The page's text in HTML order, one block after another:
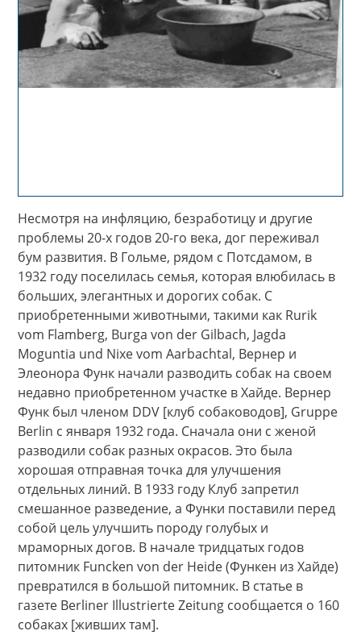
Несмотря на инфляцию, безработицу и другие
проблемы 20-х годов 20-го века, дог переживал
бум развития. В Гольме, рядом с Потсдамом, в
1932 году поселилась семья, которая влюбилась в
больших, элегантных и дорогих собак. С
приобретенными животными, такими как Rurik
vom Flamberg, Burga von der Gilbach, Jagda
Moguntia und Nixe vom Aarbachtal, Вернер и
Элеонора Функ начали разводить собак на своем
недавно приобретенном участке в Хайде. Вернер
Функ был членом DDV [клуб собаководов], Gruppe
Berlin с января 1932 года. Сначала они с женой
разводили собак разных окрасов. Это была
хорошая отправная точка для улучшения
отдельных линий. В 1933 году Клуб запретил
смешанное разведение, а Функи поставили перед
собой цель улучшить породу голубых и
мраморных догов. В начале тридцатых годов
питомник Funcken von der Heide (Функен из Хайде)
превратился в большой питомник. В статье в
газете Berliner Illustrierte Zeitung сообщается о 160
собаках [живших там].